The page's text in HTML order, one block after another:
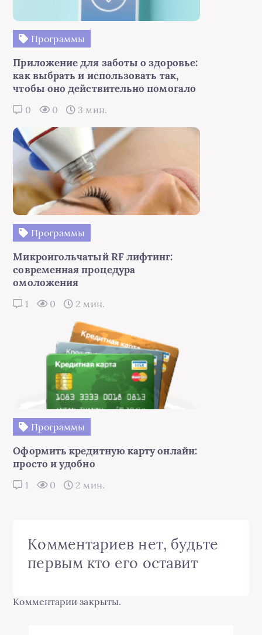
Программы
Приложение для заботы о здоровье:
как выбрать и использовать так,
чтобы оно действительно помогало
0 0 3 мин.
Программы
Микроигольчатый RF лифтинг:
современная процедура
омоложения
1 0 2 мин.
Программы
Оформить кредитную карту онлайн:
просто и удобно
1 0 2 мин.
Комментариев нет, будьте
первым кто его оставит
Комментарии закрыты.